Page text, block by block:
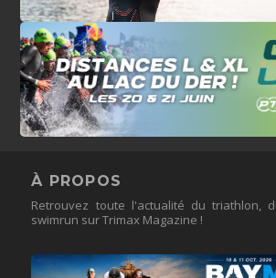
À PROPOS
Retrouvez toute l'actualité du triathlon,
swimrun sur Trimax Magazine !